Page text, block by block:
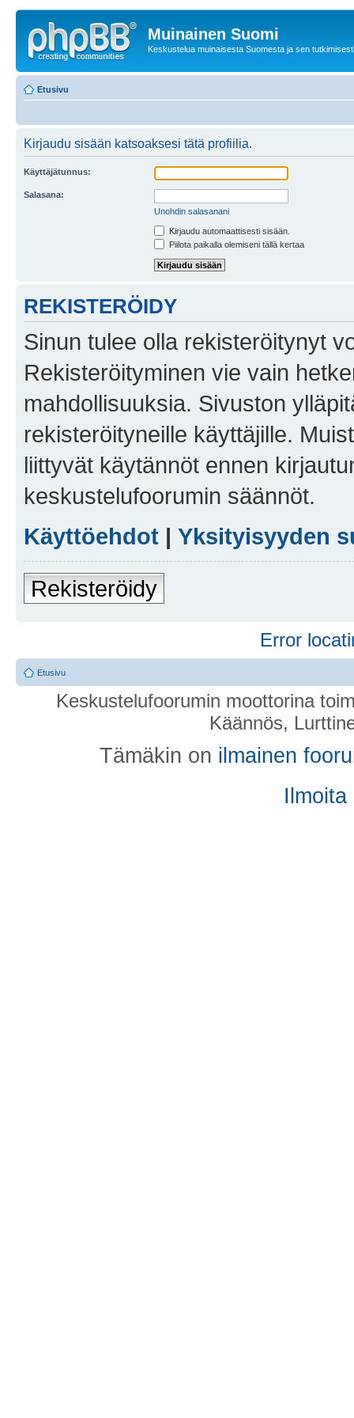
Muinainen Suomi
Keskustelua muinaisesta Suomesta ja sen
Etusivu
Kirjaudu sisään katsoaksesi tätä profiilia.
Käyttäjätunnus:
Salasana:
Unohdin salasanani
Kirjaudu automaattisesti sisään.
Piilota paikalla olemiseni tällä kertaa
REKISTERÖIDY
Sinun tulee olla rekisteröitynyt
Rekisteröityminen vie vain
mahdollisuuksia. Sivuston
rekisteröityneille käyttäjille.
liittyvät käytännöt ennen
keskustelufoorumin säännöt.
Käyttöehdot | Yksityisyyden
Rekisteröidy
Error
Etusivu
Keskustelufoorumin moottorina
Käännös,
Tämäkin on ilmainen